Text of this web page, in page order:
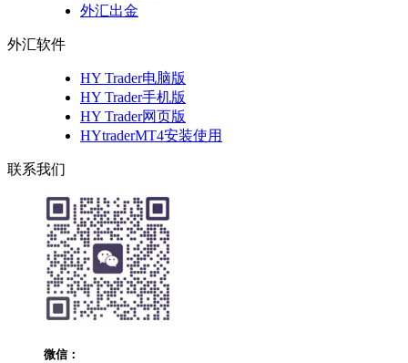
外汇出金
外汇软件
HY Trader电脑版
HY Trader手机版
HY Trader网页版
HYtraderMT4安装使用
联系我们
微信：